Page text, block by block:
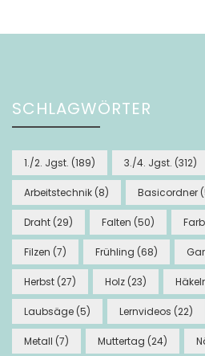
SCHLAGWÖRTER
1./2. Jgst. (189) 3./4. Jgst. (312)
Arbeitstechnik (8) Basicordner
Draht (29) Falten (50)
Filzen (7) Frühling (68)
Herbst (27) Holz (23)
Laubsäge (5) Lernvideos (22)
Metall (7) Muttertag (24)